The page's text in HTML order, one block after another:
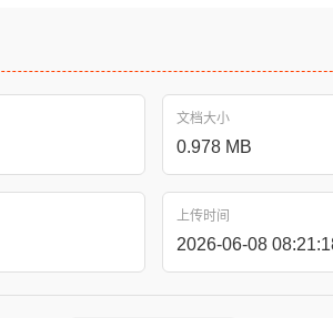
文档大小
0.978 MB
上传时间
2026-06-08